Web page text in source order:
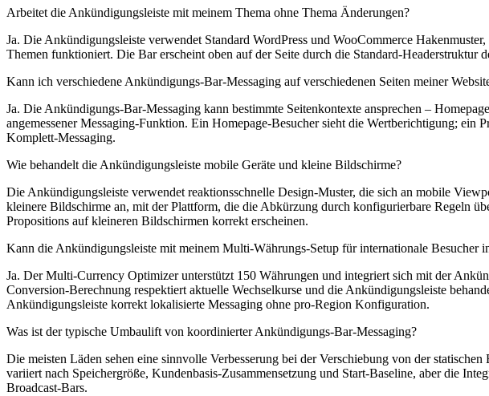
Arbeitet die Ankündigungsleiste mit meinem Thema ohne Thema Änderungen?
Ja. Die Ankündigungsleiste verwendet Standard WordPress und WooCommerce
Themen funktioniert. Die Bar erscheint oben auf der Seite durch die Standard-
Kann ich verschiedene Ankündigungs-Bar-Messaging auf verschiedenen Seiten meiner
Ja. Die Ankündigungs-Bar-Messaging kann bestimmte Seitenkontexte ansprechen –
angemessener Messaging-Funktion. Ein Homepage-Besucher sieht die Wertberichtigung; ein
Komplett-Messaging.
Wie behandelt die Ankündigungsleiste mobile Geräte und kleine Bildschirme?
Die Ankündigungsleiste verwendet reaktionsschnelle Design-Muster, die sich an mobile
kleinere Bildschirme an, mit der Plattform, die die Abkürzung durch konfigurierbare Regeln
Propositions auf kleineren Bildschirmen korrekt erscheinen.
Kann die Ankündigungsleiste mit meinem Multi-Währungs-Setup für internationale Besucher
Ja. Der Multi-Currency Optimizer unterstützt 150 Währungen und integriert sich mit der
Conversion-Berechnung respektiert aktuelle Wechselkurse und die Ankündigungsleiste
Ankündigungsleiste korrekt lokalisierte Messaging ohne pro-Region Konfiguration.
Was ist der typische Umbaulift von koordinierter Ankündigungs-Bar-Messaging?
Die meisten Läden sehen eine sinnvolle Verbesserung bei der Verschiebung von der
variiert nach Speichergröße, Kundenbasis-Zusammensetzung und Start-Baseline, aber die
Broadcast-Bars.